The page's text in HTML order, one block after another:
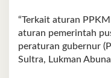
“Terkait aturan
aturan pemerintah
peraturan gubernur
Sultra, Lukman